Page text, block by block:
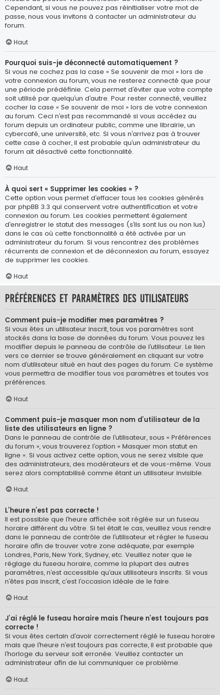
Cependant, si vous ne pouvez pas réinitialiser votre mot de
passe, nous vous invitons à contacter un administrateur du
forum.
Haut
Pourquoi suis-je déconnecté automatiquement ?
Si vous ne cochez pas la case « Se souvenir de moi » lors de
votre connexion au forum, vous ne resterez connecté que pour
une période prédéfinie. Cela permet d’éviter que votre compte
soit utilisé par quelqu’un d’autre. Pour rester connecté, veuillez
cocher la case « Se souvenir de moi » lors de votre connexion
au forum. Ceci n’est pas recommandé si vous accédez au
forum depuis un ordinateur public, comme une librairie, un
cybercafé, une université, etc. Si vous n’arrivez pas à trouver
cette case à cocher, il est probable qu’un administrateur du
forum ait désactivé cette fonctionnalité.
Haut
À quoi sert « Supprimer les cookies » ?
Cette option vous permet d’effacer tous les cookies générés
par phpBB 3.3 qui conservent votre authentification et votre
connexion au forum. Les cookies permettent également
d’enregistrer le statut des messages (s’ils sont lus ou non lus)
dans le cas où cette fonctionnalité a été activée par un
administrateur du forum. Si vous rencontrez des problèmes
récurrents de connexion et de déconnexion au forum, essayez
de supprimer les cookies.
Haut
Préférences et paramètres des utilisateurs
Comment puis-je modifier mes paramètres ?
Si vous êtes un utilisateur inscrit, tous vos paramètres sont
stockés dans la base de données du forum. Vous pouvez les
modifier depuis le panneau de contrôle de l’utilisateur. Le lien
vers ce dernier se trouve généralement en cliquant sur votre
nom d’utilisateur situé en haut des pages du forum. Ce système
vous permettra de modifier tous vos paramètres et toutes vos
préférences.
Haut
Comment puis-je masquer mon nom d’utilisateur de la
liste des utilisateurs en ligne ?
Dans le panneau de contrôle de l’utilisateur, sous « Préférences
du forum », vous trouverez l’option « Masquer mon statut en
ligne ». Si vous activez cette option, vous ne serez visible que
des administrateurs, des modérateurs et de vous-même. Vous
serez alors comptabilisé comme étant un utilisateur invisible.
Haut
L’heure n’est pas correcte !
Il est possible que l’heure affichée soit réglée sur un fuseau
horaire différent du vôtre. Si tel était le cas, veuillez vous rendre
dans le panneau de contrôle de l’utilisateur et régler le fuseau
horaire afin de trouver votre zone adéquate, par exemple
Londres, Paris, New York, Sydney, etc. Veuillez noter que le
réglage du fuseau horaire, comme la plupart des autres
paramètres, n’est accessible qu’aux utilisateurs inscrits. Si vous
n’êtes pas inscrit, c’est l’occasion idéale de le faire.
Haut
J’ai réglé le fuseau horaire mais l’heure n’est toujours pas
correcte !
Si vous êtes certain d’avoir correctement réglé le fuseau horaire
mais que l’heure n’est toujours pas correcte, il est probable que
l’horloge du serveur soit erronée. Veuillez contacter un
administrateur afin de lui communiquer ce problème.
Haut